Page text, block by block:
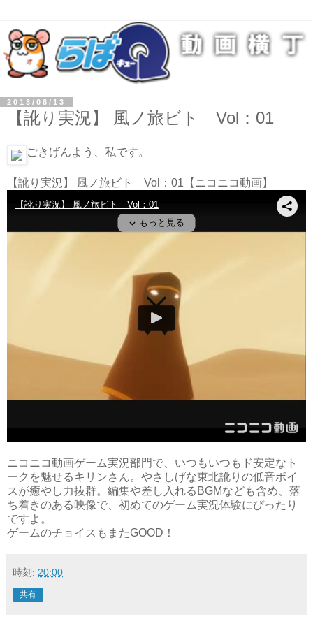
2013/08/13
【訛り実況】 風ノ旅ビト Vol：01
ごきげんよう、私です。
【訛り実況】 風ノ旅ビト Vol：01 【ニコニコ動画】
ニコニコ動画ゲーム実況部門で、いつもいつもド安定なト
ークを魅せるキリンさん。やさしげな東北訛りの低音ボイ
スが癒やし力抜群。編集や差し入れるBGMなども含め、落
ち着きのある映像で、初めてのゲーム実況体験にぴったり
ですよ。
ゲームのチョイスもまたGOOD！
時刻: 20:00
共有